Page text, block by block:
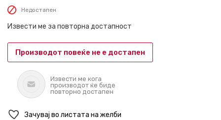
Недостапен
Извести ме за повторна достапност
Производот повеќе не е достапен
Извести ме кога
производот ќе биде
повторно достапен
Зачувај во листата на желби